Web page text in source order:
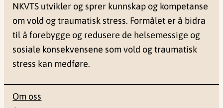
NKVTS utvikler og sprer kunnskap og kompetanse
om vold og traumatisk stress. Formålet er å bidra
til å forebygge og redusere de helsemessige og
sosiale konsekvensene som vold og traumatisk
stress kan medføre.
Om oss